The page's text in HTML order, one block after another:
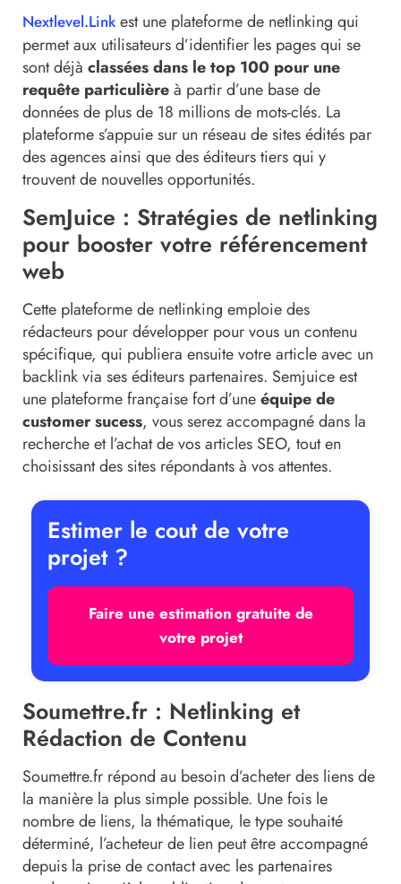
Nextlevel.Link est une plateforme de netlinking qui
permet aux utilisateurs d’identifier les pages qui se
sont déjà classées dans le top 100 pour une
requête particulièreà partir d’une base de
données de plus de 18 millions de mots-clés. La
plateforme s’appuie sur un réseau de sites édités par
des agences ainsi que des éditeurs tiers qui y
trouvent de nouvelles opportunités.
SemJuice : Stratégies de netlinking
pour booster votre référencement
web
Cette plateforme de netlinking emploie des
rédacteurs pour développer pour vous un contenu
spécifique, qui publiera ensuite votre article avec un
backlink via ses éditeurs partenaires. Semjuice est
une plateforme française fort d’uneéquipe de
customer sucess, vous serez accompagné dans la
recherche et l’achat de vos articles SEO, tout en
choisissant des sites répondants à vos attentes.
Estimer le cout de votre
projet ?
Faire une estimation gratuite de
votre projet
Soumettre.fr : Netlinking et
Rédaction de Contenu
Soumettre.fr répond au besoin d’acheter des liens de
la manière la plus simple possible. Une fois le
nombre de liens, la thématique, le type souhaité
déterminé, l’acheteur de lien peut être accompagné
depuis la prise de contact avec les partenaires